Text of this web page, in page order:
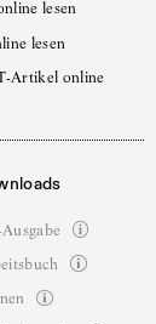
lesen
lesen
Artikel online